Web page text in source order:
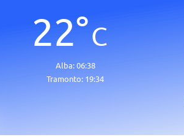
22°C
Alba:06:38
Tramonto: 19:34